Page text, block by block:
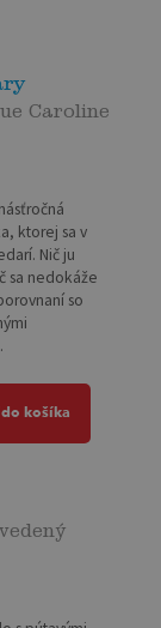
Caroline
ktorej sa v
Nič ju
sa nedokáže
so
košíka